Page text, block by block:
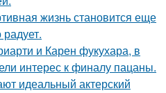
жизнь становится еще
радует.
и Карен фукухара, в
интерес к финалу пацаны.
идеальный актерский